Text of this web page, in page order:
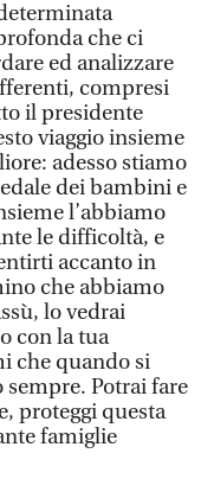
che ci
ed analizzare
compresi
il presidente
viaggio insieme
adesso stiamo
dei bambini e
l’abbiamo
le difficoltà, e
accanto in
che abbiamo
lo vedrai
con la tua
che quando si
sempre. Potrai fare
proteggi questa
famiglie